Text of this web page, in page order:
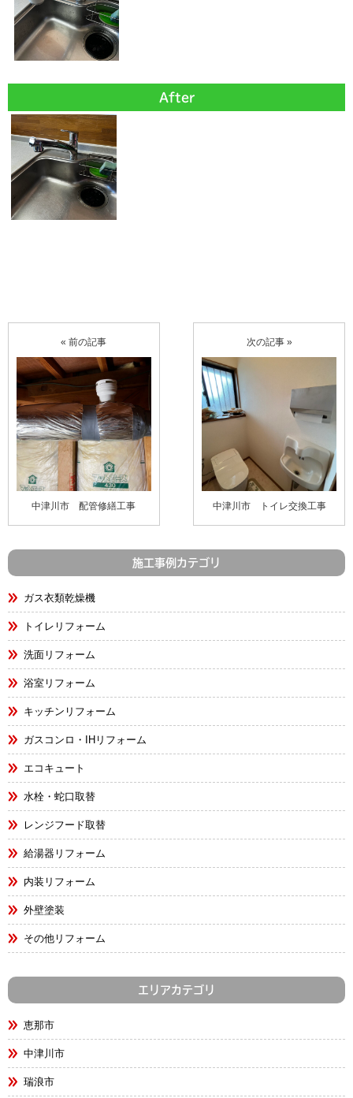
After
« 前の記事
中津川市 配管修繕工事
次の記事 »
中津川市 トイレ交換工事
施工事例カテゴリ
ガス衣類乾燥機
トイレリフォーム
洗面リフォーム
浴室リフォーム
キッチンリフォーム
ガスコンロ・IHリフォーム
エコキュート
水栓・蛇口取替
レンジフード取替
給湯器リフォーム
内装リフォーム
外壁塗装
その他リフォーム
エリアカテゴリ
恵那市
中津川市
瑞浪市